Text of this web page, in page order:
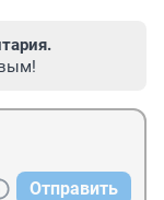
Отправить